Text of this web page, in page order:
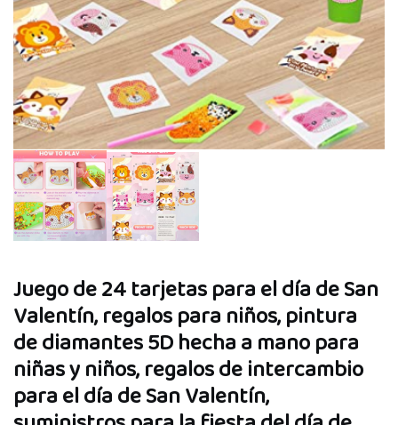
Juego de 24 tarjetas para el día de San
Valentín, regalos para niños, pintura
de diamantes 5D hecha a mano para
niñas y niños, regalos de intercambio
para el día de San Valentín,